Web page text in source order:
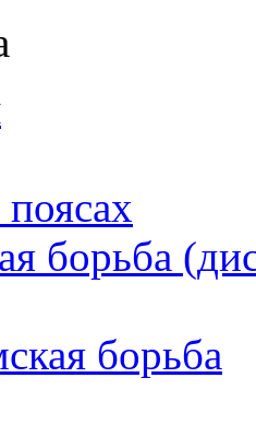
борьба
борьба